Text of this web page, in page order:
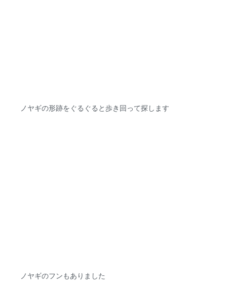
ノヤギの形跡をぐるぐると歩き回って探します
ノヤギのフンもありました